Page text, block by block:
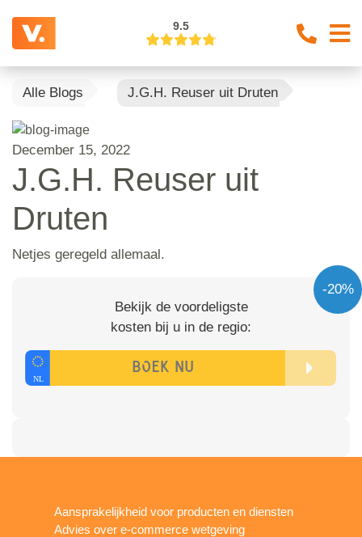
9.5
Alle Blogs J.G.H. Reuser uit Druten
December 15, 2022
J.G.H. Reuser uit
Druten
Netjes geregeld allemaal.
-20%
Bekijk de voordeligste
kosten bij u in de regio:
Aansprakelijkheid voor producten en diensten
Advies over e-commerce wetgeving